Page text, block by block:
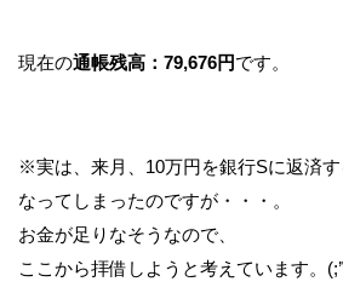
現在の通帳残高：79,676円です。
※実は、来月、10万円を銀行Sに返済す
なってしまったのですが・・・。
お金が足りなそうなので、
ここから拝借しようと考えています。